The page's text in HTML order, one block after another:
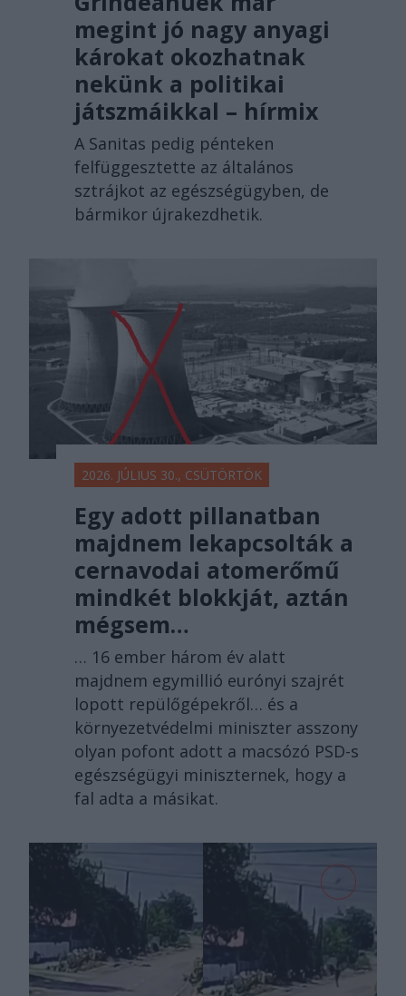
megint jó nagy anyagi
károkat okozhatnak
nekünk a politikai
játszmáikkal – hírmix
A Sanitas pedig pénteken
felfüggesztette az általános
sztrájkot az egészségügyben, de
bármikor újrakezdhetik.
2026. JÚLIUS 30., CSÜTÖRTÖK
Egy adott pillanatban
majdnem lekapcsolták a
cernavodai atomerőmű
mindkét blokkját, aztán
mégsem…
… 16 ember három év alatt
majdnem egymillió eurónyi szajrét
lopott repülőgépekről… és a
környezetvédelmi miniszter asszony
olyan pofont adott a macsózó PSD-s
egészségügyi miniszternek, hogy a
fal adta a másikat.